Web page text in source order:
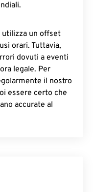
utilizza un offset
orari. Tuttavia,
dovuti a eventi
legale. Per
il nostro
essere certo che
accurate al